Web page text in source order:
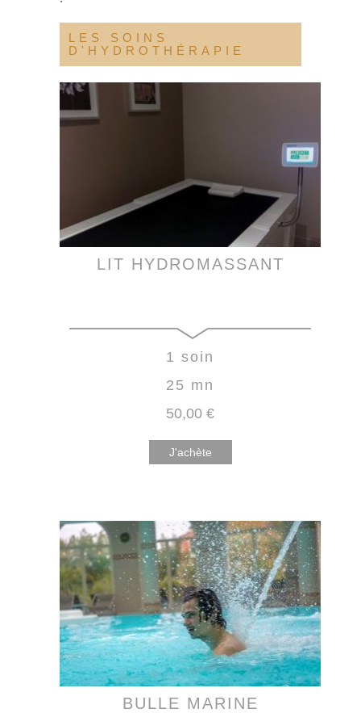
LES SOINS
D'HYDROTHÉRAPIE
LIT HYDROMASSANT
1 soin
25 mn
50,00 €
J'achète
BULLE MARINE